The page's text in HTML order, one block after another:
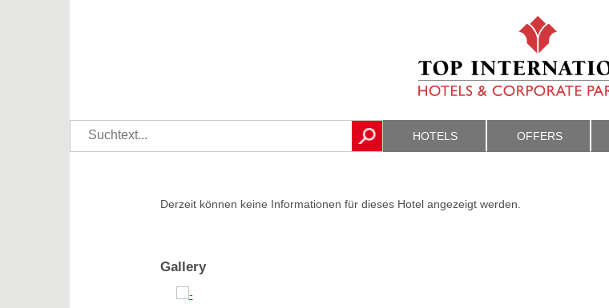
HOTELS OFFERS
Derzeit können keine Informationen für dieses Hotel angezeigt werden.
Gallery